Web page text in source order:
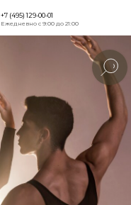
Версия для
+7 (495) 129-00-01
Ежедневно с 9:00 до 21:00